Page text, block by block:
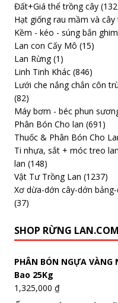
Đất+Giá thể trồng cây
Hạt giống rau mầm và
Kềm - kéo - súng bắn
Lan con Cấy Mô (15)
Lan Rừng (1)
Linh Tinh Khác (846)
Lưới che nắng chắn côn
(82)
Máy bơm - béc phun
Phân Bón Cho lan (691)
Thuốc & Phân Bón Cho
Ti nhựa, sắt + móc treo
lan (148)
Vật Tư Trồng Lan (1237)
Xơ dừa-dớn cây-dớn
(37)
SHOP RỪNG LAN.COM
PHÂN BÓN NGỰA VÀNG
Bao 25Kg
1,325,000 ₫